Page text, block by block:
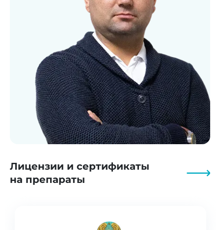
Лицензии и сертификаты
на препараты